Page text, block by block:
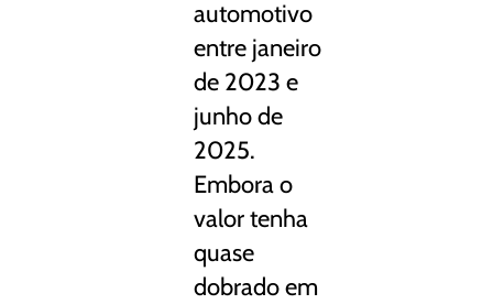
automotivo
entre janeiro
de 2023 e
junho de
2025.
Embora o
valor tenha
quase
dobrado em